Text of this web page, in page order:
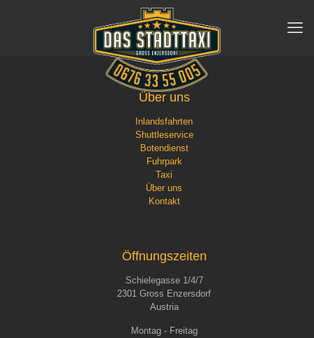
Über uns
Inlandsfahrten
Shuttleservice
Botendienst
Fuhrpark
Taxi
Über uns
Kontakt
Öffnungszeiten
Schielegasse 1/4/7
2301 Gross Enzersdorf
Austria
Montag - Freitag